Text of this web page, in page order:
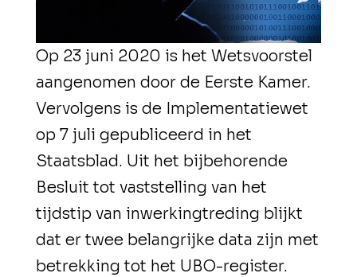
Op 23 juni 2020 is het Wetsvoorstel
aangenomen door de Eerste Kamer.
Vervolgens is de Implementatiewet
op 7 juli gepubliceerd in het
Staatsblad. Uit het bijbehorende
Besluit tot vaststelling van het
tijdstip van inwerkingtreding blijkt
dat er twee belangrijke data zijn met
betrekking tot het UBO-register.